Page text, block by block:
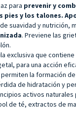
para prevenir y
pies y los talones.
suavidad y nutrición,
. Previene las
exclusiva que
para una acción
la formación
de hidratación y
activos naturales
de té, extractos de